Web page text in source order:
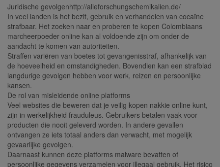
Juridische gevolgenhttp://alleforschungschemikalien.de/
In veel landen is het bezit, gebruik en verhandelen van cocaïne
strafbaar. Het zoeken naar en proberen te kopen Colombiaans
marcheerpoeder online kan al voldoende zijn om onder de
aandacht te komen van autoriteiten.
Straffen variëren van boetes tot gevangenisstraf, afhankelijk van
de hoeveelheid en omstandigheden. Bovendien kan een strafblad
langdurige gevolgen hebben voor werk, reizen en persoonlijke
kansen.
De rol van misleidende online platforms
Veel websites die beweren dat je veilig kopen nakkie online kunt,
zijn in werkelijkheid frauduleus. Gebruikers betalen vaak voor
producten die nooit geleverd worden. In andere gevallen
ontvangen ze iets totaal anders dan verwacht, met mogelijk
gevaarlijke gevolgen.
Daarnaast kunnen deze platforms malware bevatten of
persoonlijke gegevens verzamelen voor illegaal gebruik. Het risico